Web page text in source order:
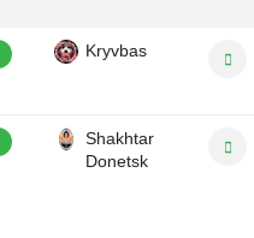
Kryvbas
Shakhtar
Donetsk